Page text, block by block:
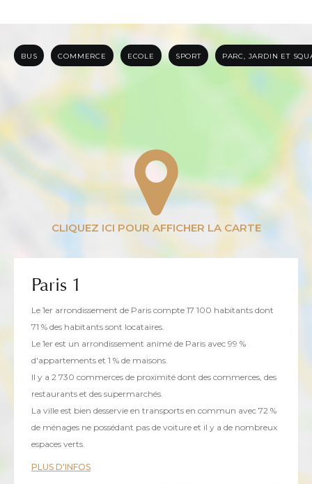
BUS COMMERCE ECOLE SPORT PARC, JARDIN ET
Paris 1
Le 1er arrondissement de Paris compte 17 100 habitants dont
71 % des habitants sont locataires.
Le 1er est un arrondissement animé de Paris avec 99 %
d'appartements et 1 % de maisons.
Il y a 2 730 commerces de proximité dont des commerces, des
restaurants et des supermarchés.
La ville est bien desservie en transports en commun avec 72 %
de ménages ne possédant pas de voiture et il y a de nombreux
espaces verts.
PLUS D'INFOS